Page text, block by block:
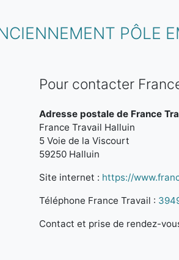
PÔLE
Pour contacter
Adresse postale de France
France Travail Halluin
5 Voie de la Viscourt
59250 Halluin
Site internet : https://
Téléphone France Travail :
Contact et prise de rendez-